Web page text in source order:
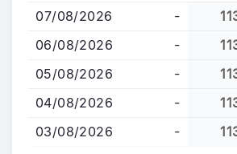
hovedinnhold
07/08/2026 -
06/08/2026
-
05/08/2026
-
04/08/2026
-
03/08/2026
-